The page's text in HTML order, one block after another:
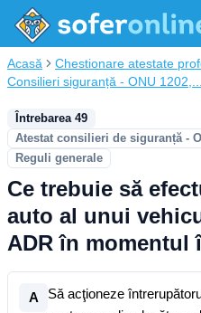
Acasă
Chestionare atestate
Consilieri siguranță - ONU 1202,...
Întrebarea 49
Atestat consilieri de siguranță -
Reguli generale
Ce trebuie să
auto al unui
ADR în momentul
A
Să acţioneze